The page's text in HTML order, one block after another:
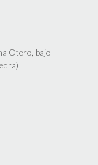
Otero, bajo